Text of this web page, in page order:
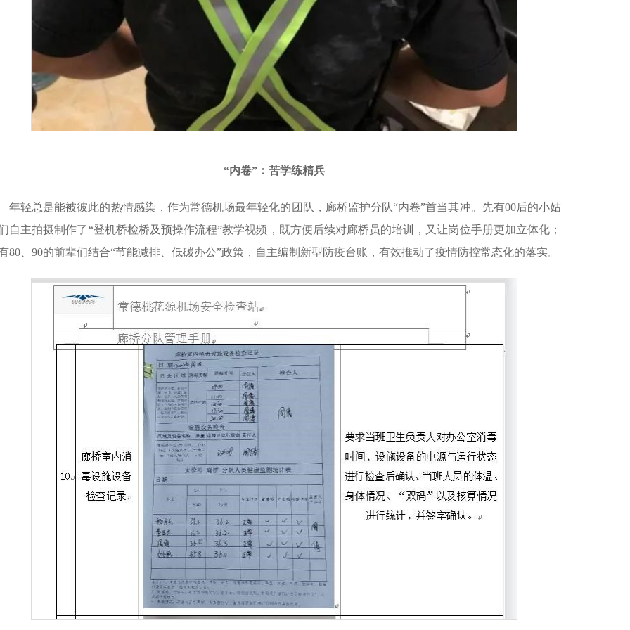
“内卷”：苦学练精兵
年轻总是能被彼此的热情感染，作为常德机场最年轻化的团队，廊桥监护分队“内卷”首当其冲。先有00后的小姑
自主拍摄制作了“登机桥检桥及预操作流程”教学视频，既方便后续对廊桥员的培训，又让岗位手册更加立体化；
80、90的前辈们结合“节能减排、低碳办公”政策，自主编制新型防疫台账，有效推动了疫情防控常态化的落实。